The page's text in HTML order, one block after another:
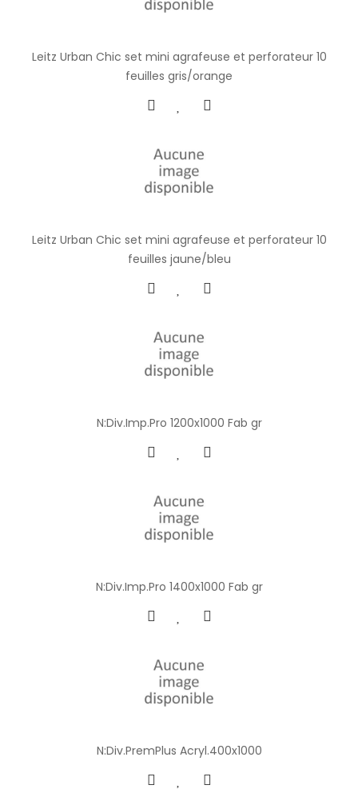
Leitz Urban Chic set mini agrafeuse et perforateur 10
feuilles gris/orange
Leitz Urban Chic set mini agrafeuse et perforateur 10
feuilles jaune/bleu
N:Div.Imp.Pro 1200x1000 Fab gr
N:Div.Imp.Pro 1400x1000 Fab gr
N:Div.PremPlus Acryl.400x1000